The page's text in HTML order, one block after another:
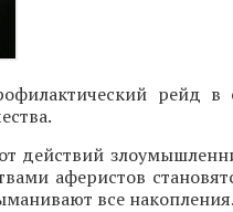
рейд в
действий
аферистов
все накопления.